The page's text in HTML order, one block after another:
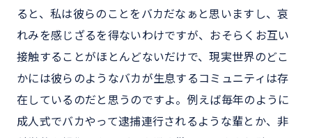
ると、私は彼らのことをバカだなぁと思いますし、哀
れみを感じざるを得ないわけですが、おそらくお互い
接触することがほとんどないだけで、現実世界のどこ
かには彼らのようなバカが生息するコミュニティは存
在しているのだと思うのですよ。例えば毎年のように
成人式でバカやって逮捕連行されるような輩とか、非